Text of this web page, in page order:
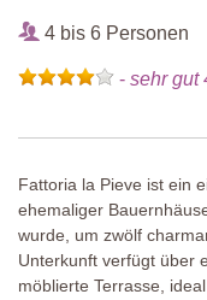
4 bis 6 Personen
- sehr gut
Fattoria la Pieve ist ein
ehemaliger
wurde, um zwölf
Unterkunft verfügt über
möblierte Terrasse,